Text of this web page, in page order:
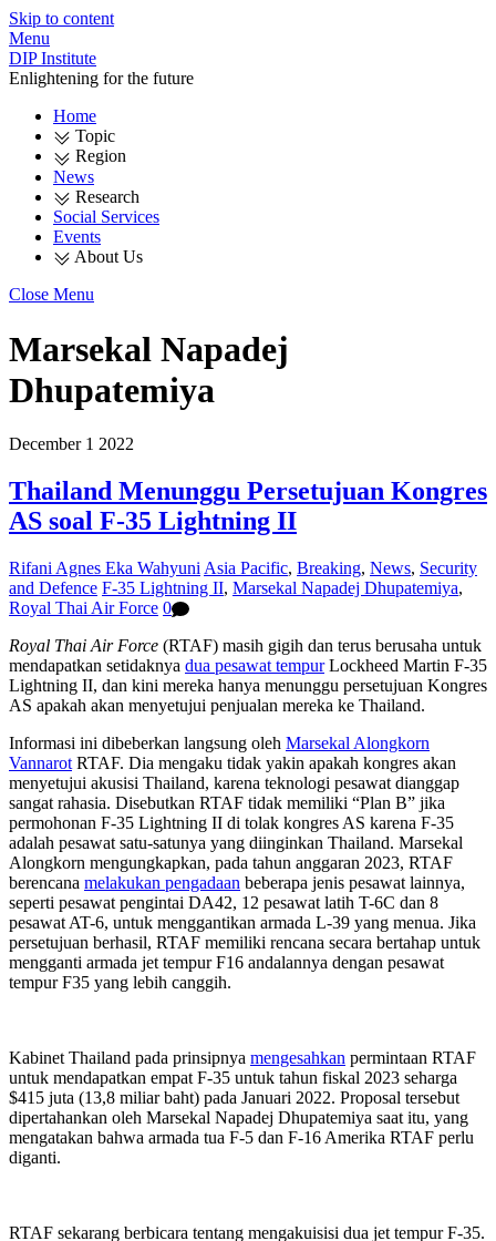
Skip to content
Menu
DIP Institute
Enlightening for the future
Home
Topic
Region
News
Research
Social Services
Events
About Us
Close Menu
Marsekal Napadej
Dhupatemiya
December 1 2022
Thailand Menunggu Persetujuan Kongres
AS soal F-35 Lightning II
Rifani Agnes Eka Wahyuni Asia Pacific, Breaking, News, Security
and Defence F-35 Lightning II, Marsekal Napadej Dhupatemiya,
Royal Thai Air Force 0
Royal Thai Air Force (RTAF) masih gigih dan terus berusaha untuk
mendapatkan setidaknya dua pesawat tempurLockheed Martin F-35
Lightning II, dan kini mereka hanya menunggu persetujuan Kongres
AS apakah akan menyetujui penjualan mereka ke Thailand.
Informasi ini dibeberkan langsung oleh Marsekal Alongkorn
Vannarot RTAF. Dia mengaku tidak yakin apakah kongres akan
menyetujui akusisi Thailand, karena teknologi pesawat dianggap
sangat rahasia. Disebutkan RTAF tidak memiliki “Plan B” jika
permohonan F-35 Lightning II di tolak kongres AS karena F-35
adalah pesawat satu-satunya yang diinginkan Thailand. Marsekal
Alongkorn mengungkapkan, pada tahun anggaran 2023, RTAF
berencana melakukan pengadaan beberapa jenis pesawat lainnya,
seperti pesawat pengintai DA42, 12 pesawat latih T-6C dan 8
pesawat AT-6, untuk menggantikan armada L-39 yang menua. Jika
persetujuan berhasil, RTAF memiliki rencana secara bertahap untuk
mengganti armada jet tempur F16 andalannya dengan pesawat
tempur F35 yang lebih canggih.
Kabinet Thailand pada prinsipnya mengesahkan permintaan RTAF
untuk mendapatkan empat F-35 untuk tahun fiskal 2023 seharga
$415 juta (13,8 miliar baht) pada Januari 2022. Proposal tersebut
dipertahankan oleh Marsekal Napadej Dhupatemiya saat itu, yang
mengatakan bahwa armada tua F-5 dan F-16 Amerika RTAF perlu
diganti.
RTAF sekarang berbicara tentang mengakuisisi dua jet tempur F-35.